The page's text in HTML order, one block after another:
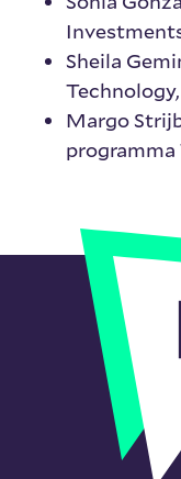
Sheila
Margo
programma